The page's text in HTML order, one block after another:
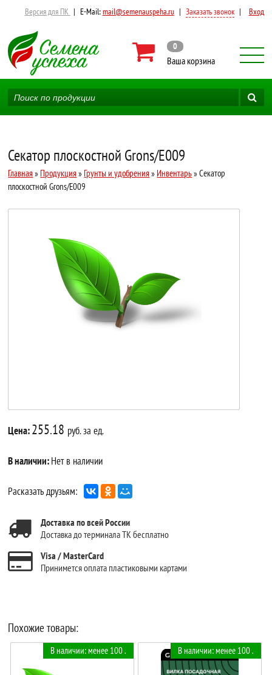
Версия для ПК | E-Mail:mail@semenauspeha.ru | Заказать звонок | Вход
0
Ваша корзина
Секатор плоскостной Grons/E009
Главная » Продукция » Грунты и удобрения » Инвентарь» Секатор
плоскостной Grons/E009
Цена:255.18 руб. за ед.
В наличии:Нет в наличии
Расказать друзьям:
Доставка по всей России
Доставка до терминала ТК бесплатно
Visa / MasterCard
Принимется оплата пластиковыми картами
Похожие товары:
В наличии: менее 100 . В наличии: менее 100 .